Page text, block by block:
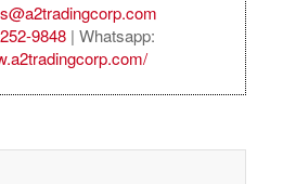
9848| Whatsapp: